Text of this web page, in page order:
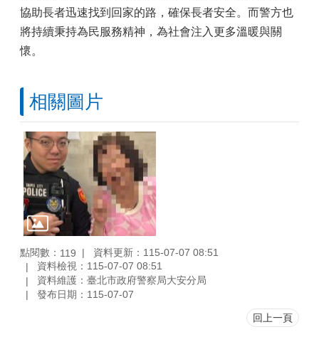
協助長者迅速找到回家的路，確保長者安全。而警方也
將持續秉持為民服務精神，為社會注入更多溫暖與關
懷。
相關圖片
點閱數： 119
資料更新：115-07-07 08:51
資料檢視：115-07-07 08:51
資料維護：臺北市政府警察局大安分局
發布日期：115-07-07
回上一頁